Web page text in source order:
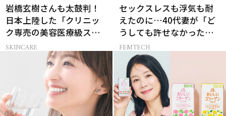
岩橋玄樹さんも太鼓判！
日本上陸した「クリニッ
ク専売の美容医療級スキ
ンケア」
SKINCARE
セックスレスも浮気も耐
えたのに…40代妻が「ど
うしても許せなかった」
夫の一言
FEMTECH